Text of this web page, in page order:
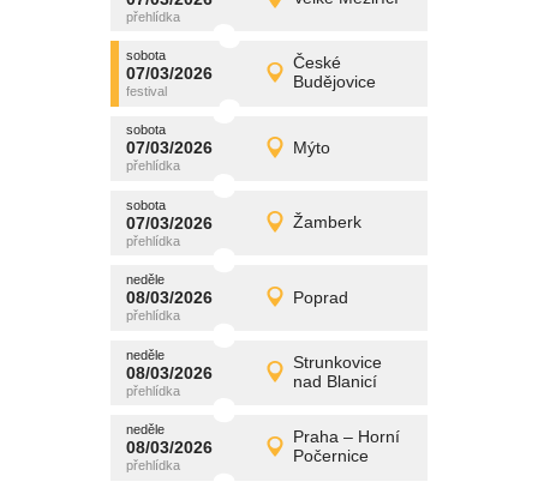
sobota Detail
sobota
07/03/2026
České
Budějovice
sobota
07/03/2026 Detail
promítání
sobota
07/03/2026 Mýto
sobota
07/03/2026 Detail
promítání
sobota
07/03/2026 Žamberk
sobota
07/03/2026 Detail
promítání
neděle
08/03/2026 Poprad
neděle
08/03/2026 Detail
promítání
neděle
08/03/2026
Strunkovice
nad Blanicí
neděle
08/03/2026 Detail
promítání
neděle
08/03/2026
Praha – Horní
Počernice
neděle
08/03/2026 Detail
promítání